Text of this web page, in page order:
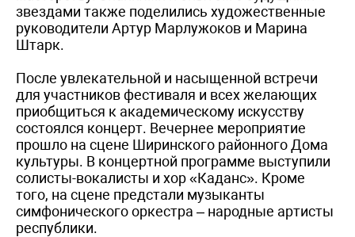
звездами также поделились художественные
руководители Артур Марлужоков и Марина
Штарк.
После увлекательной и насыщенной встречи
для участников фестиваля и всех желающих
приобщиться к академическому искусству
состоялся концерт. Вечернее мероприятие
прошло на сцене Ширинского районного Дома
культуры. В концертной программе выступили
солисты-вокалисты и хор «Каданс». Кроме
того, на сцене предстали музыканты
симфонического оркестра – народные артисты
республики.